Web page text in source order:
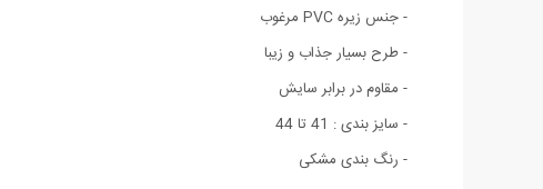
- جنس زیره PVC مرغوب
- طرح بسیار جذاب و زیبا
- مقاوم در برابر سایش
- سایز بندی : 41 تا 44
- رنگ بندی مشکی